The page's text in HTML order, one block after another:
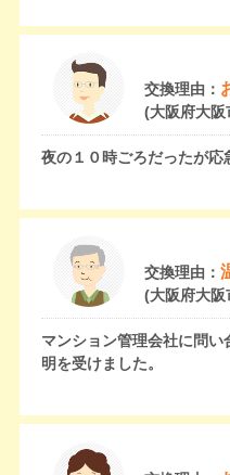
交換理由：
(大阪府大阪
夜の１０時ごろだったが
交換理由：
(大阪府大阪
マンション管理会社に問
明を受けました。